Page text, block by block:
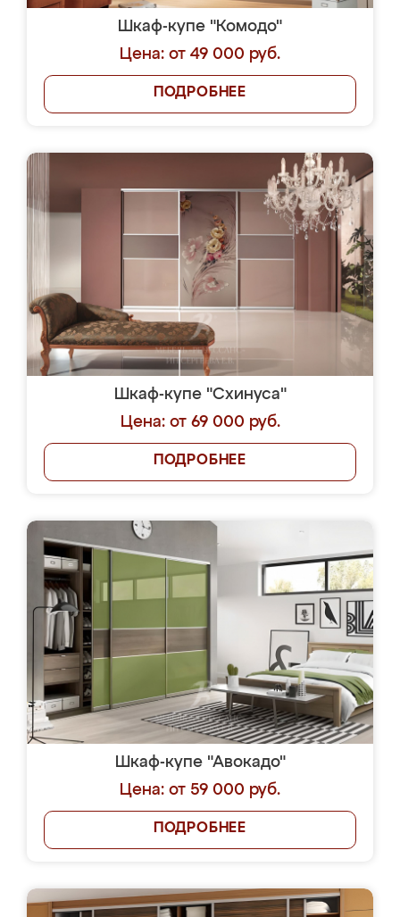
Шкаф-купе "Комодо"
Цена: от 49 000 руб.
ПОДРОБНЕЕ
Шкаф-купе "Схинуса"
Цена: от 69 000 руб.
ПОДРОБНЕЕ
Шкаф-купе "Авокадо"
Цена: от 59 000 руб.
ПОДРОБНЕЕ